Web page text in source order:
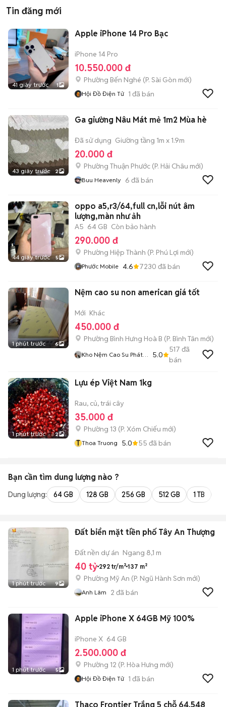
Tin đăng mới
41 giây trước 1
Apple iPhone 14 Pro Bạc
iPhone 14 Pro
10.550.000 đ
Phường Bến Nghé (P. Sài Gòn mới)
Hội Đồ Điện Tử 1 đã bán
43 giây trước 2
Ga giường Nâu Mát mẻ 1m2 Mùa hè
Đã sử dụng Giường tầng 1m x 1.9m
20.000 đ
Phường Thuận Phước (P. Hải Châu mới)
Buu Heavenly 6 đã bán
44 giây trước 5
oppo a5,r3/64,full cn,lỗi nút âm
lượng,màn như ảh
A5 64 GB Còn bảo hành
290.000 đ
Phường Hiệp Thành (P. Phú Lợi mới)
Phước Mobile 4.6 7230 đã bán
1 phút trước 6
Nệm cao su non american giá tốt
Mới Khác
450.000 đ
Phường Bình Hưng Hoà B (P. Bình Tân mới)
Kho Nệm Cao Su Phát
5.0
517 đã
bán
1 phút trước 2
Lựu ép Việt Nam 1kg
Rau, củ, trái cây
35.000 đ
Phường 13 (P. Xóm Chiếu mới)
T Thoa Truong 5.0 55 đã bán
Bạn cần tìm dung lượng nào ?
Dung lượng: 64 GB 128 GB 256 GB 512 GB 1 TB
1 phút trước 9
Đất biển mặt tiền phố Tây An Thượng
Đất nền dự án Ngang 8,1 m
40 tỷ 292 tr/m² 137 m²
Phường Mỹ An (P. Ngũ Hành Sơn mới)
Anh Lâm 2 đã bán
1 phút trước 5
Apple iPhone X 64GB Mỹ 100%
iPhone X 64 GB
2.500.000 đ
Phường 12 (P. Hòa Hưng mới)
Hội Đồ Điện Tử 1 đã bán
Thaco Frontier Trắng 5 chỗ 64.548